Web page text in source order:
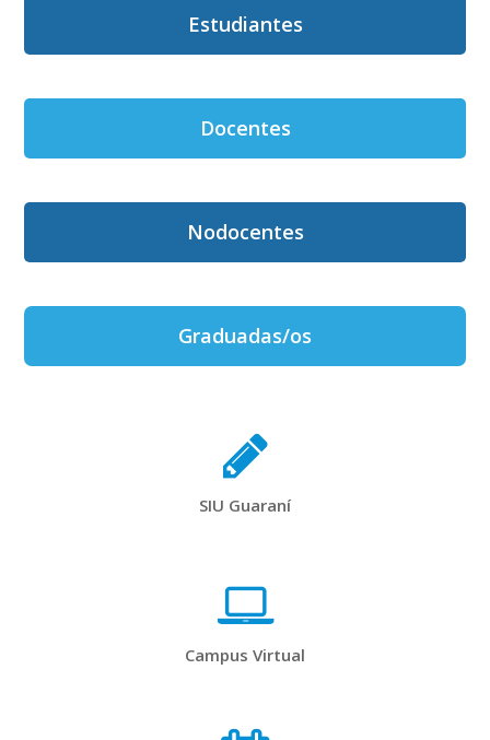
Estudiantes
Docentes
Nodocentes
Graduadas/os
SIU Guaraní
Campus Virtual